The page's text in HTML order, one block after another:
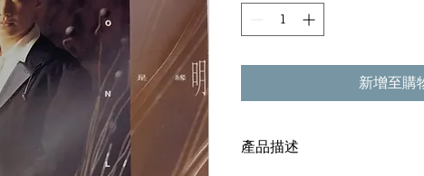
新增至購
產品描述